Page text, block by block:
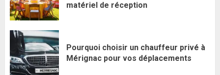
matériel de réception
Pourquoi choisir un chauffeur privé à
Mérignac pour vos déplacements